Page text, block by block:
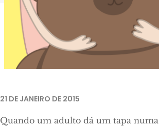
21 DE JANEIRO DE 2015
Quando um adulto dá um tapa